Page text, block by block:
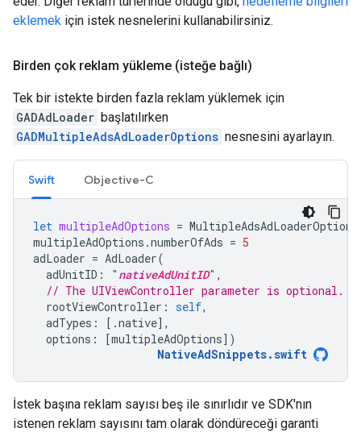
eklemek için istek nesnelerini kullanabilirsiniz.
Birden çok reklam yükleme (isteğe bağlı)
Tek bir istekte birden fazla reklam yüklemek için
GADAdLoader başlatılırken
GADMultipleAdsAdLoaderOptions nesnesini ayarlayın.
Swift Objective-C
let multipleAdOptions = MultipleAdsAdLoaderOptions
multipleAdOptions .numberOfAds = 5
adLoader = AdLoader(
adUnitID : " nativeAdUnitID" ,
// The UIViewController parameter is optional.
rootViewController : self,
adTypes : [.native],
options : [multipleAdOptions])
NativeAdSnippets.swift
İstek başına reklam sayısı beş ile sınırlıdır ve SDK'nın
istenen reklam sayısını tam olarak döndüreceği garanti